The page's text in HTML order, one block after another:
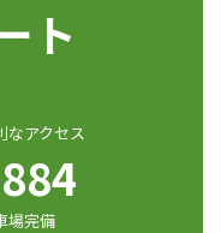
ト
なアクセス
場完備